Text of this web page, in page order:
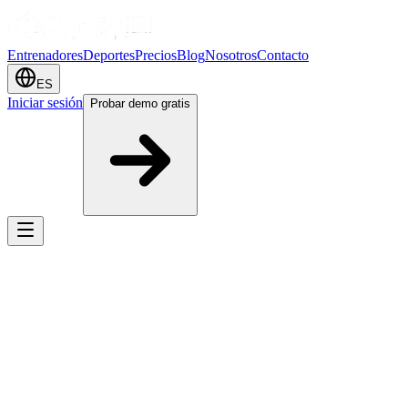
EntrenadoresDeportesPreciosBlogNosotrosContacto
ES
Iniciar sesión Probar demo gratis